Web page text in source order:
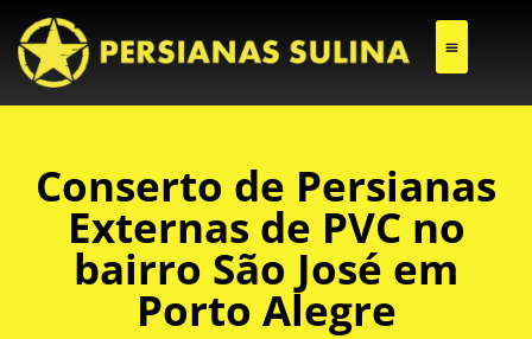
Conserto de Persianas
Externas de PVC no
bairro São José em
Porto Alegre